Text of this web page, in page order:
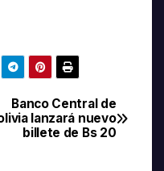
Banco Central de
lanzará nuevo
billete de Bs 20